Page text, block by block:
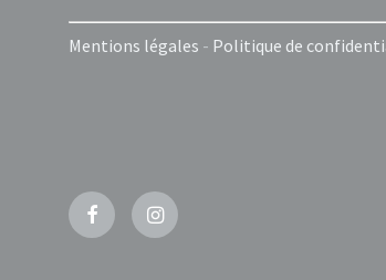
Mentions légales - Politique de
FacebookInstagram